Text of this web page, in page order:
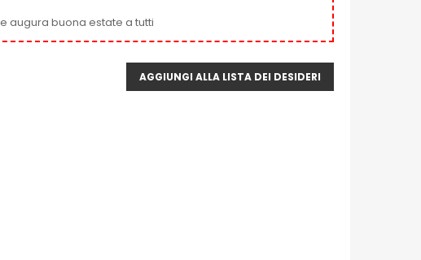
augura buona estate a tutti
AGGIUNGI ALLA LISTA DEI DESIDERI